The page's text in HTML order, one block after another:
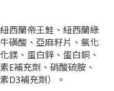
西蘭帝王鮭、紐西蘭綠
磺酸、亞麻籽片、氯化
鎂、蛋白鋅、蛋白銅、
E補充劑、硝酸硫胺、
D3補充劑）。